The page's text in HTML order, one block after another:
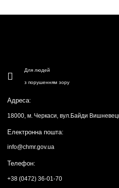
Для людей
з порушенням зору
Адреса:
18000, м. Черкаси, вул.Байди
Електронна пошта:
info@chmr.gov.ua
Телефон:
+38 (0472) 36-01-70